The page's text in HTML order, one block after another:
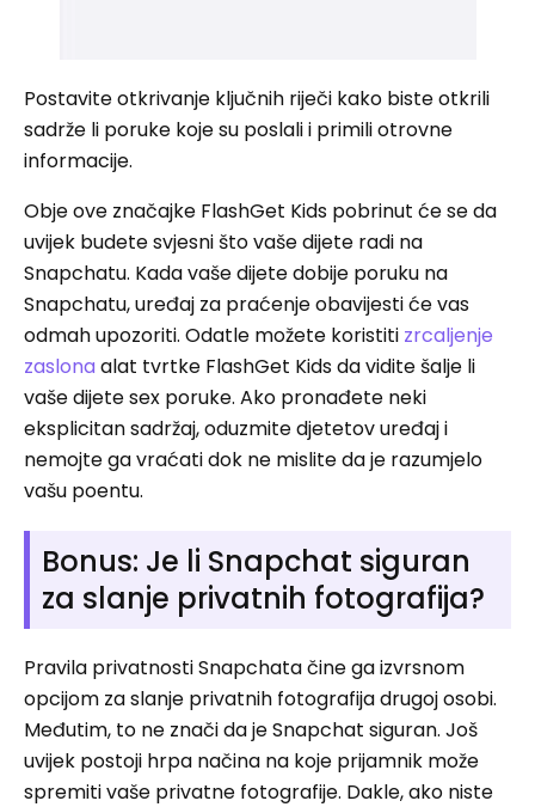
Postavite otkrivanje ključnih riječi kako biste otkrili
sadrže li poruke koje su poslali i primili otrovne
informacije.
Obje ove značajke FlashGet Kids pobrinut će se da
uvijek budete svjesni što vaše dijete radi na
Snapchatu. Kada vaše dijete dobije poruku na
Snapchatu, uređaj za praćenje obavijesti će vas
odmah upozoriti. Odatle možete koristiti zrcaljenje
zaslona alat tvrtke FlashGet Kids da vidite šalje li
vaše dijete sex poruke. Ako pronađete neki
eksplicitan sadržaj, oduzmite djetetov uređaj i
nemojte ga vraćati dok ne mislite da je razumjelo
vašu poentu.
Bonus: Je li Snapchat siguran
za slanje privatnih fotografija?
Pravila privatnosti Snapchata čine ga izvrsnom
opcijom za slanje privatnih fotografija drugoj osobi.
Međutim, to ne znači da je Snapchat siguran. Još
uvijek postoji hrpa načina na koje prijamnik može
spremiti vaše privatne fotografije. Dakle, ako niste